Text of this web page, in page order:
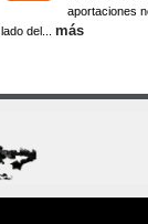
aportaciones
lado del... más